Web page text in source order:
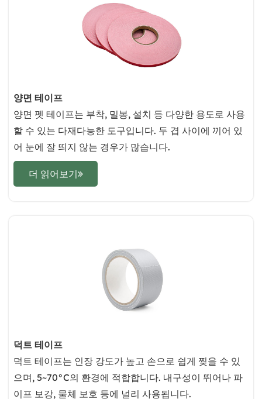
양면 테이프
양면 펫 테이프는 부착, 밀봉, 설치 등 다양한 용도로 사용
할 수 있는 다재다능한 도구입니다. 두 겹 사이에 끼어 있
어 눈에 잘 띄지 않는 경우가 많습니다.
더 읽어보기
덕트 테이프
덕트 테이프는 인장 강도가 높고 손으로 쉽게 찢을 수 있
으며, 5~70°C의 환경에 적합합니다. 내구성이 뛰어나 파
이프 보강, 물체 보호 등에 널리 사용됩니다.